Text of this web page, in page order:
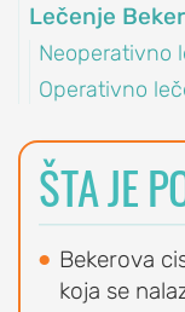
NAMA
lekari
Beograd,
(060) 032-
Svetosavska
Niš, Srbija
Podgorica
Lečenje
Neoperativno
Operativno
ŠTA JE
Bekerova
koja se